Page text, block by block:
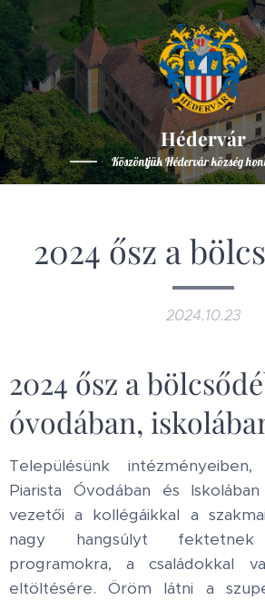
Hédervár
Köszöntjük Hédervár község
2024 ősz a
2024.10.23
2024 ősz a
óvodában,
Településünk
Piarista Óvodában és
vezetői a kollégáikkal a
nagy hangsúlyt
programokra, a családokkal
eltöltésére. Öröm látni a